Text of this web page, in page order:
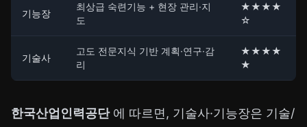
기능장
최상급 숙련기능 + 현장 관리·지
도
★★★★
☆
기술사
고도 전문지식 기반 계획·연구·감
리
★★★★
★
한국산업인력공단에 따르면, 기술사·기능장은 기술/